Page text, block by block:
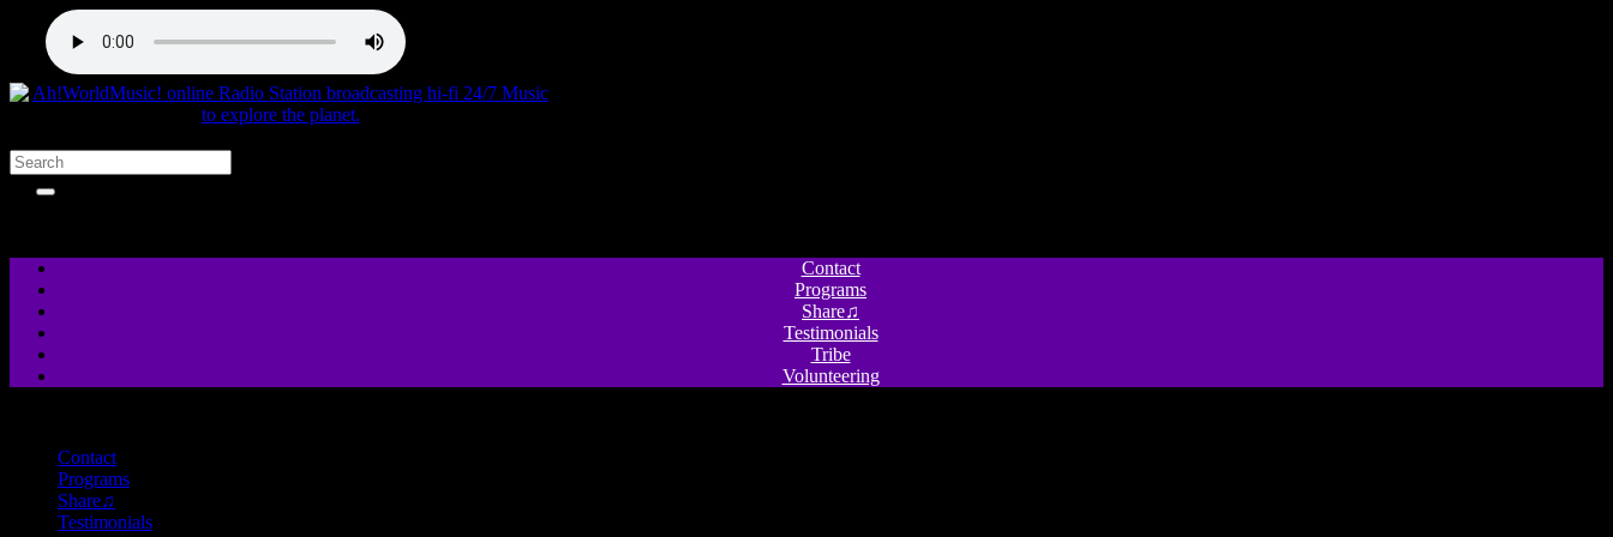
Contact
Programs
Share♫
Testimonials
Tribe
Volunteering
Contact
Programs
Share♫
Testimonials